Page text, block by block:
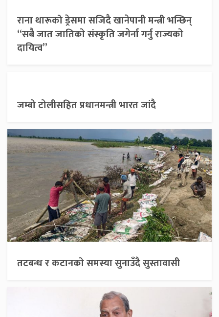
राना थारूको ड्रेसमा सजिदै खानेपानी मन्त्री भन्छिन्
“सबै जात जातिको संस्कृति जगेर्ना गर्नु राज्यको
दायित्व”
जम्बो टोलीसहित प्रधानमन्त्री भारत जांदै
तटबन्ध र कटानको समस्या सुनाउँदै सुस्तावासी